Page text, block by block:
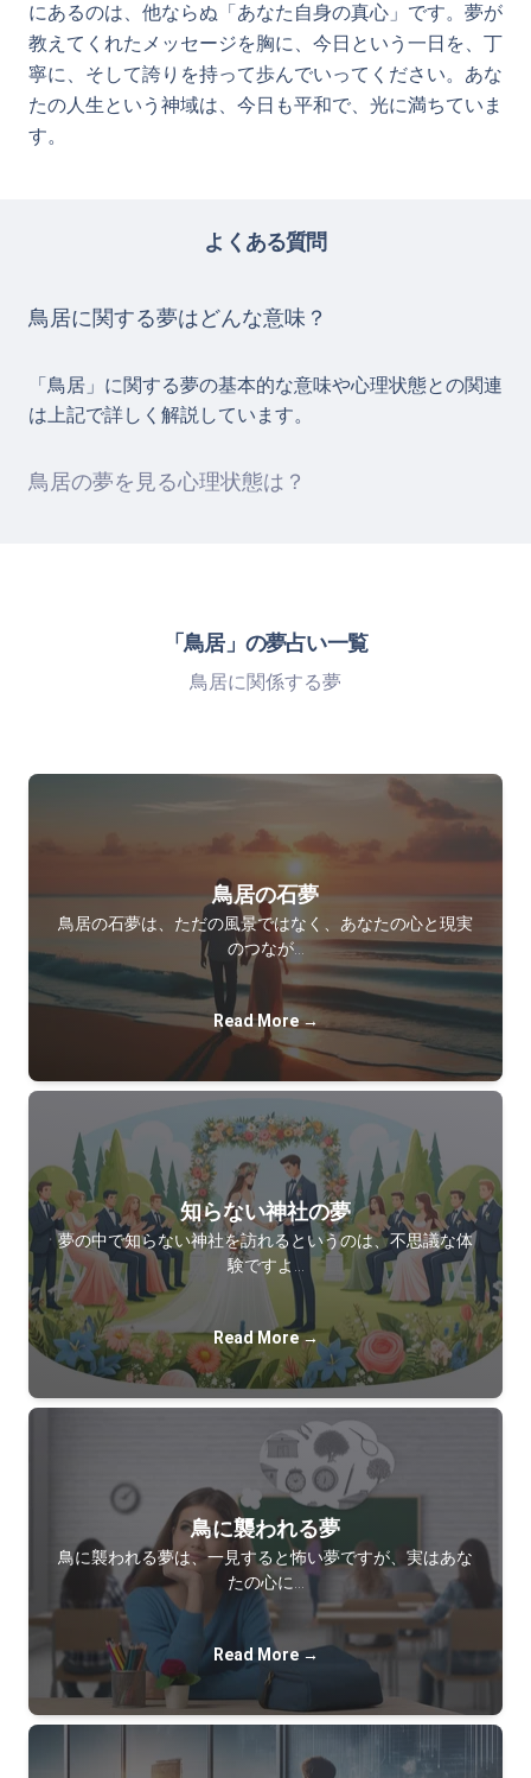
にあるのは、他ならぬ「あなた自身の真心」です。夢が
教えてくれたメッセージを胸に、今日という一日を、丁
寧に、そして誇りを持って歩んでいってください。あな
たの人生という神域は、今日も平和で、光に満ちていま
す。
よくある質問
鳥居に関する夢はどんな意味？
「鳥居」に関する夢の基本的な意味や心理状態との関連
は上記で詳しく解説しています。
鳥居の夢を見る心理状態は？
「鳥居」の夢占い一覧
鳥居に関係する夢
鳥居の石夢
鳥居の石夢は、ただの風景ではなく、あなたの心と現実
のつなが…
Read More →
知らない神社の夢
夢の中で知らない神社を訪れるというのは、不思議な体
験ですよ…
Read More →
鳥に襲われる夢
鳥に襲われる夢は、一見すると怖い夢ですが、実はあな
たの心に…
Read More →